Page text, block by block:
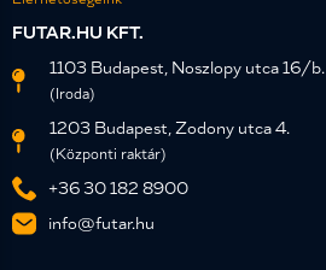
FUTAR.HU KFT.
1103 Budapest, Noszlopy utca 16/b.
(Iroda)
1203 Budapest, Zodony utca 4.
(Központi raktár)
+36 30 182 8900
info@futar.hu